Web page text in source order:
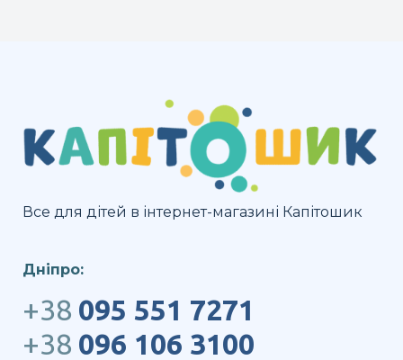
Все для дітей в інтернет-магазині Капітошик
Дніпро:
+38 095 551 7271
+38 096 106 3100